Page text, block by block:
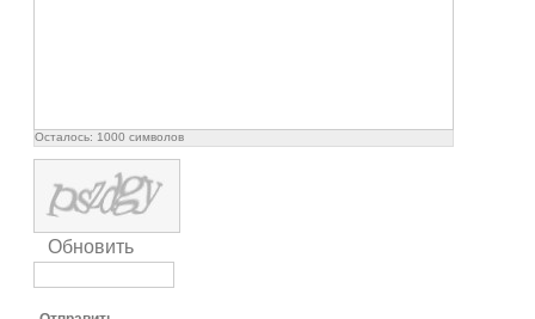
Осталось: 1000 символов
Обновить